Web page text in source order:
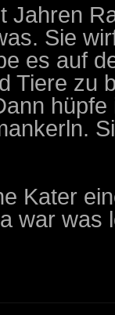
Jahren
Sie
es auf
Tiere zu
Kater
war was